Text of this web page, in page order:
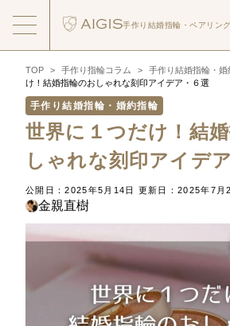
手作り結婚指輪・ ペアリン
TOP > 手作り指輪コラム > 手作り結婚指輪・婚
け！結婚指輪のおしゃれな刻印アイデア・６選
手作り結婚指輪・婚約指輪
世界に１つだけ！結
しゃれな刻印アイデ
公開日：2025年5月14日 更新日：2025年7月
金親直樹